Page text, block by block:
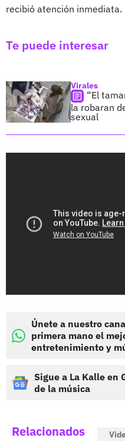
recibió atención inmediata.
Te puede interesar
Virales
“El
la robaran
sexual
Únete a nuestro
primera mano el
entretenimiento y
Sigue a La Kalle en
de la música
Relacionados